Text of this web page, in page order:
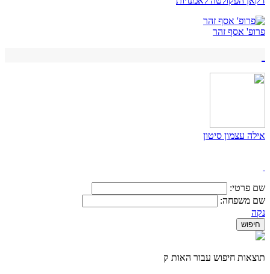
פרופ' אסף זהר
אילה עצמון סיטון
שם פרטי:
שם משפחה:
נקה
תוצאות חיפוש עבור האות ק